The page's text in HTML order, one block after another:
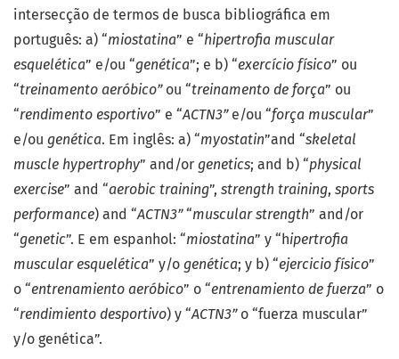
intersecção de termos de busca bibliográfica em
português: a) “miostatina” e “hipertrofia muscular
esquelética” e/ou “genética”; e b) “exercício físico” ou
“treinamento aeróbico”ou “treinamento de força” ou
“rendimento esportivo” e “ACTN3”e/ou “força muscular”
e/ou genética. Em inglês: a) “myostatin”and “skeletal
muscle hypertrophy” and/or genetics; and b) “physical
exercise” and “aerobic training”, strength training, sports
performance) and “ACTN3”“muscular strength” and/or
“genetic”. E em espanhol: “miostatina” y “hipertrofia
muscular esquelética” y/o genética; y b) “ejercicio físico”
o “entrenamiento aeróbico” o “entrenamiento de fuerza” o
“rendimiento desportivo) y “ACTN3”o “fuerza muscular”
y/o genética”.